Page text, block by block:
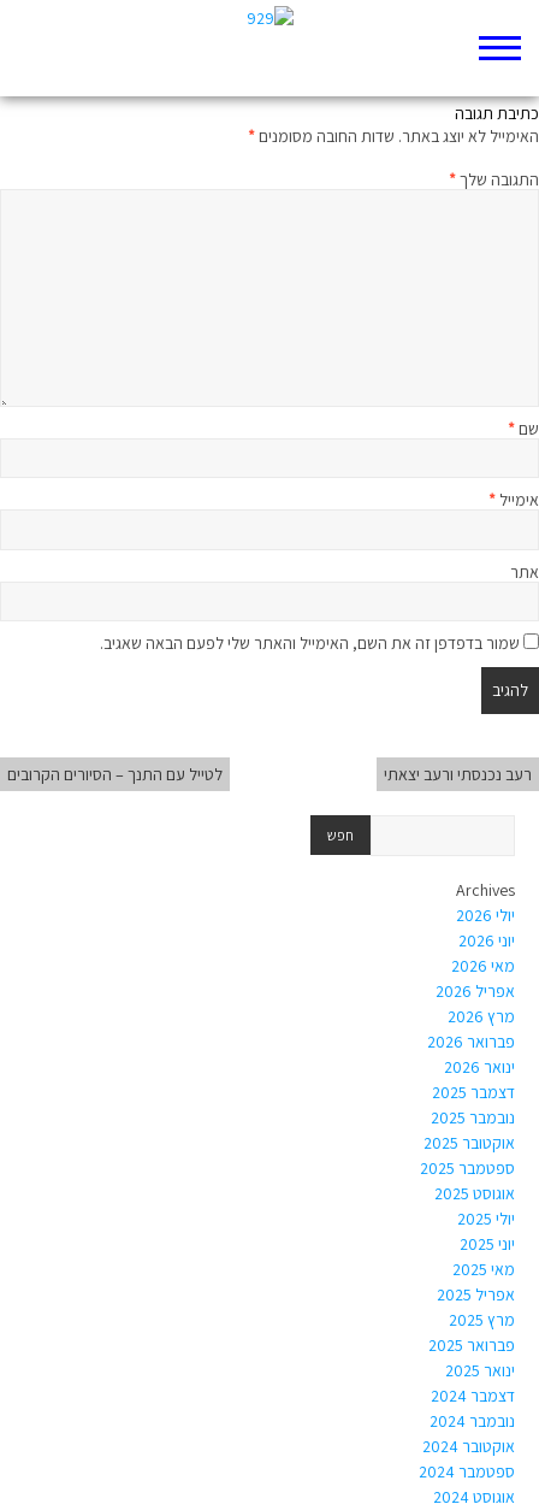
כתיבת תגובה
האימייל לא יוצג באתר. שדות החובה מסומנים*
התגובה שלך*
שם*
אימייל *
אתר
שמור בדפדפן זה את השם, האימייל והאתר שלי לפעם הבאה שאגיב.
רעב נכנסתי ורעב יצאתי לטייל עם התנך – הסיורים הקרובים
Archives
יולי 2026
יוני 2026
מאי 2026
אפריל 2026
מרץ 2026
פברואר 2026
ינואר 2026
דצמבר 2025
נובמבר 2025
אוקטובר 2025
ספטמבר 2025
אוגוסט 2025
יולי 2025
יוני 2025
מאי 2025
אפריל 2025
מרץ 2025
פברואר 2025
ינואר 2025
דצמבר 2024
נובמבר 2024
אוקטובר 2024
ספטמבר 2024
אוגוסט 2024